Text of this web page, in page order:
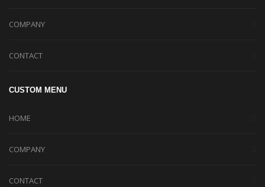
COMPANY
CONTACT
CUSTOM MENU
HOME
COMPANY
CONTACT